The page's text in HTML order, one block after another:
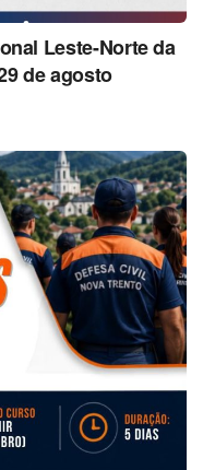
Leste-Norte da
de agosto